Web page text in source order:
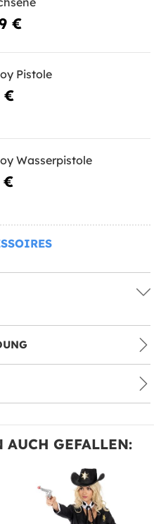
€
Pistole
€
Wasserpistole
€
GEFALLEN: